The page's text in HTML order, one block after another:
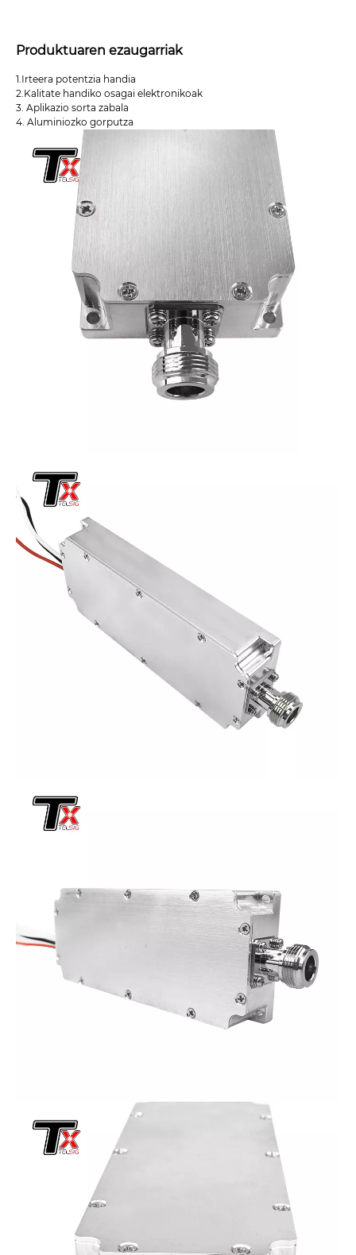
Produktuaren ezaugarriak
1.Irteera potentzia handia
2.Kalitate handiko osagai elektronikoak
3. Aplikazio sorta zabala
4. Aluminiozko gorputza